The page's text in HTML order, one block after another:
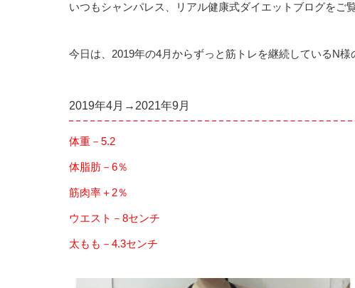
いつもシャンパレス、リアル健康式ダイエットブログをご
今日は、2019年の4月からずっと筋トレを継続しているN様
2019年4月→2021年9月
体重－5.2
体脂肪－6％
筋肉率＋2％
ウエスト－8センチ
太もも－4.3センチ